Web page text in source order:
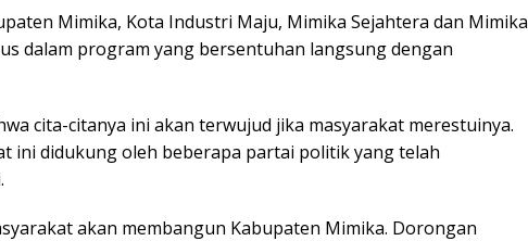
Mimika, Kota Industri Maju, Mimika Sejahtera dan Mimika
dalam program yang bersentuhan langsung dengan
cita-citanya ini akan terwujud jika masyarakat merestuinya.
ini didukung oleh beberapa partai politik yang telah
akan membangun Kabupaten Mimika. Dorongan